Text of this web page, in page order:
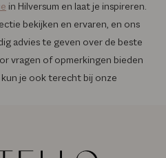
in Hilversum en laat je inspireren.
bekijken en ervaren, en ons
advies te geven over de beste
vragen of opmerkingen bieden
kun je ook terecht bij onze